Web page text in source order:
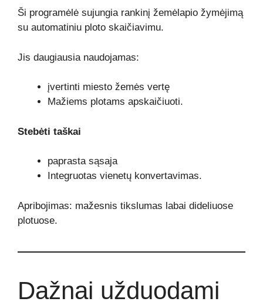
Ši programėlė sujungia rankinį žemėlapio žymėjimą
su automatiniu ploto skaičiavimu.
Jis daugiausia naudojamas:
įvertinti miesto žemės vertę
Mažiems plotams apskaičiuoti.
Stebėti taškai
paprasta sąsaja
Integruotas vienetų konvertavimas.
Apribojimas: mažesnis tikslumas labai dideliuose
plotuose.
Dažnai užduodami